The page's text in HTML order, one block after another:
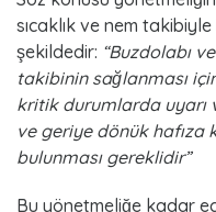
O
c
a
sıcaklık ve nem takibiyle
şekildedir: “Buzdolabı
takibinin sağlanması
kritik durumlarda uyarı
ve geriye dönük hafıza
bulunması gereklidir”
Bu yönetmeliğe kadar